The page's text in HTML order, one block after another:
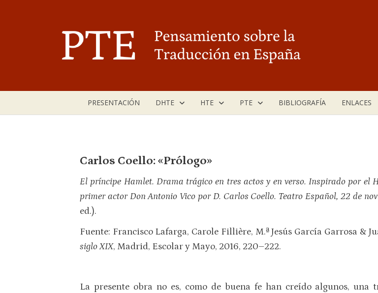
PRESENTACIÓN DHTE HTE PTE BIBLIOGRAFÍA ENLACES
Carlos Coello: «Prólogo»
El príncipe Hamlet. Drama trágico en tres actos y en verso. Inspirado por el
primer actor Don Antonio Vico por D. Carlos Coello. Teatro Español, 22 de
ed.).
Fuente: Francisco Lafarga, Carole Fillière, M.ª Jesús García Garrosa &
siglo XIX, Madrid, Escolar y Mayo, 2016, 220–222.
La presente obra no es, como de buena fe han creído algunos,